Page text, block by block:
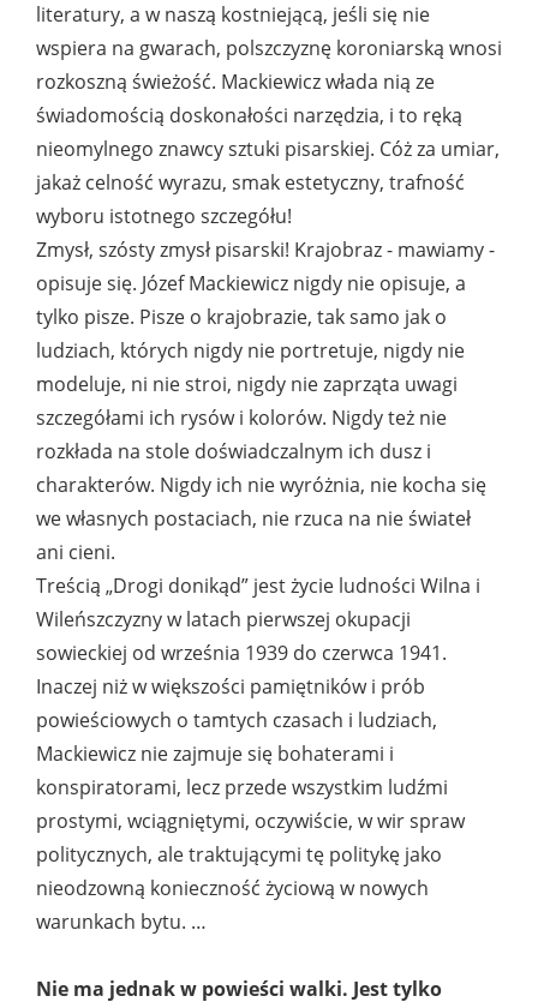
literatury, a w naszą kostniejącą, jeśli się nie
wspiera na gwarach, polszczyznę koroniarską wnosi
rozkoszną świeżość. Mackiewicz włada nią ze
świadomością doskonałości narzędzia, i to ręką
nieomylnego znawcy sztuki pisarskiej. Cóż za umiar,
jakaż celność wyrazu, smak estetyczny, trafność
wyboru istotnego szczegółu!
Zmysł, szósty zmysł pisarski! Krajobraz - mawiamy -
opisuje się. Józef Mackiewicz nigdy nie opisuje, a
tylko pisze. Pisze o krajobrazie, tak samo jak o
ludziach, których nigdy nie portretuje, nigdy nie
modeluje, ni nie stroi, nigdy nie zaprząta uwagi
szczegółami ich rysów i kolorów. Nigdy też nie
rozkłada na stole doświadczalnym ich dusz i
charakterów. Nigdy ich nie wyróżnia, nie kocha się
we własnych postaciach, nie rzuca na nie świateł
ani cieni.
Treścią „Drogi donikąd” jest życie ludności Wilna i
Wileńszczyzny w latach pierwszej okupacji
sowieckiej od września 1939 do czerwca 1941.
Inaczej niż w większości pamiętników i prób
powieściowych o tamtych czasach i ludziach,
Mackiewicz nie zajmuje się bohaterami i
konspiratorami, lecz przede wszystkim ludźmi
prostymi, wciągniętymi, oczywiście, w wir spraw
politycznych, ale traktującymi tę politykę jako
nieodzowną konieczność życiową w nowych
warunkach bytu. …
Nie ma jednak w powieści walki. Jest tylko